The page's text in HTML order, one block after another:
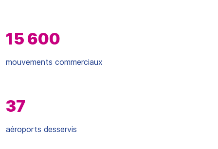
15 600
mouvements commerciaux
37
aéroports desservis